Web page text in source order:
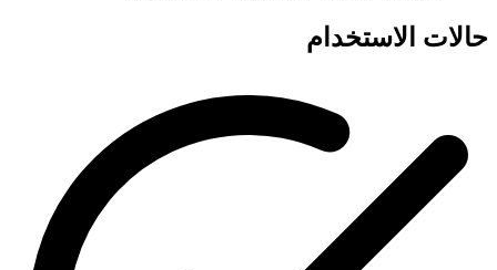
حالات الاستخدام